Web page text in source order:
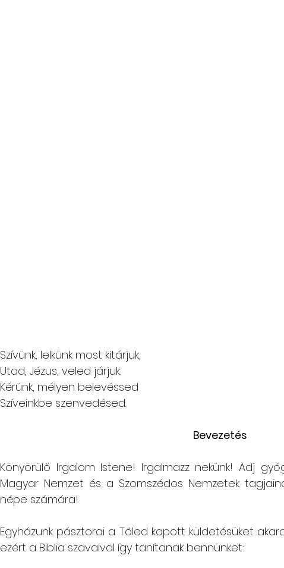
Szívünk, lelkünk most kitárjuk,
Utad, Jézus, veled járjuk.
Kérünk, mélyen belevéssed
Szíveinkbe szenvedésed.
Bevezetés
Könyörülő Irgalom Istene! Irgalmazz nekünk! Adj
Magyar Nemzet és a Szomszédos Nemzetek
népe számára!
Egyházunk pásztorai a Tőled kapott küldetésüket
ezért a Biblia szavaival így tanítanak bennünket: